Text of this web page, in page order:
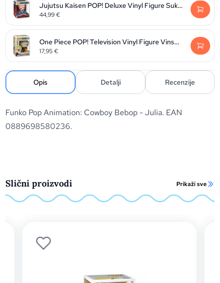
Jujutsu Kaisen POP! Deluxe Vinyl Figure Sukuna 9 cm
44,99€
One Piece POP! Television Vinyl Figure Vinsmoke Sanji 9 cm
17,95€
Opis Detalji Recenzije
Funko Pop Animation: Cowboy Bebop - Julia. EAN
0889698580236.
Slični proizvodi Prikaži sve